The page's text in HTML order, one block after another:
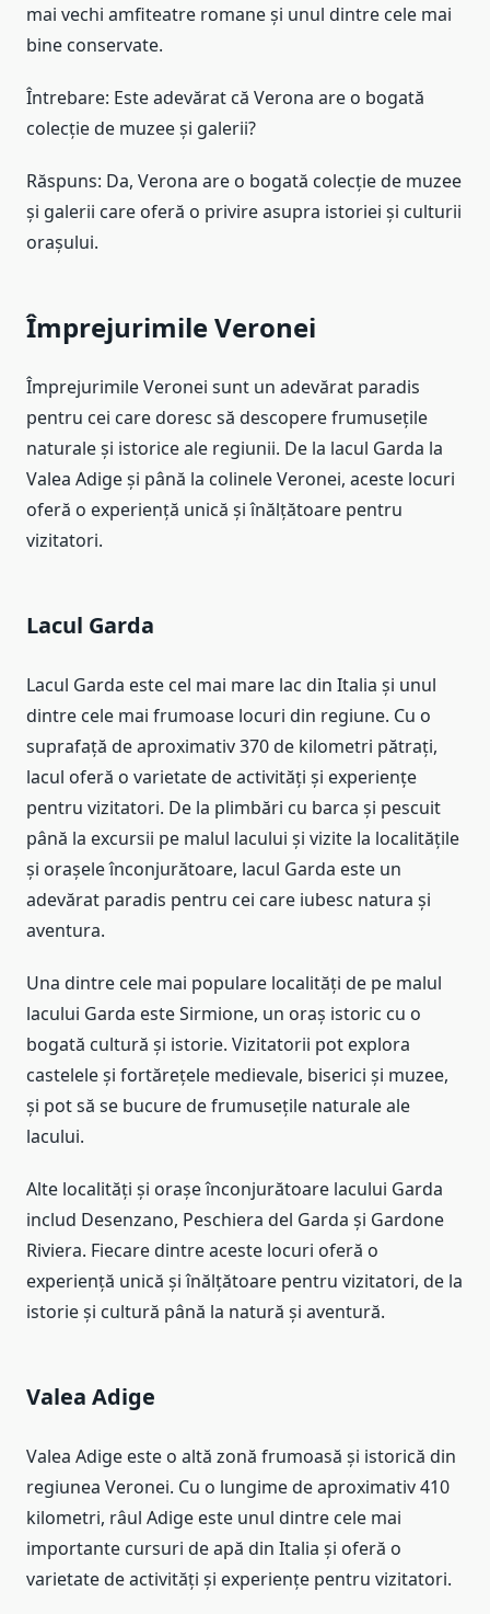
mai vechi amfiteatre romane și unul dintre cele mai
bine conservate.
Întrebare: Este adevărat că Verona are o bogată
colecție de muzee și galerii?
Răspuns: Da, Verona are o bogată colecție de muzee
și galerii care oferă o privire asupra istoriei și culturii
orașului.
Împrejurimile Veronei
Împrejurimile Veronei sunt un adevărat paradis
pentru cei care doresc să descopere frumusețile
naturale și istorice ale regiunii. De la lacul Garda la
Valea Adige și până la colinele Veronei, aceste locuri
oferă o experiență unică și înălțătoare pentru
vizitatori.
Lacul Garda
Lacul Garda este cel mai mare lac din Italia și unul
dintre cele mai frumoase locuri din regiune. Cu o
suprafață de aproximativ 370 de kilometri pătrați,
lacul oferă o varietate de activități și experiențe
pentru vizitatori. De la plimbări cu barca și pescuit
până la excursii pe malul lacului și vizite la localitățile
și orașele înconjurătoare, lacul Garda este un
adevărat paradis pentru cei care iubesc natura și
aventura.
Una dintre cele mai populare localități de pe malul
lacului Garda este Sirmione, un oraș istoric cu o
bogată cultură și istorie. Vizitatorii pot explora
castelele și fortărețele medievale, biserici și muzee,
și pot să se bucure de frumusețile naturale ale
lacului.
Alte localități și orașe înconjurătoare lacului Garda
includ Desenzano, Peschiera del Garda și Gardone
Riviera. Fiecare dintre aceste locuri oferă o
experiență unică și înălțătoare pentru vizitatori, de la
istorie și cultură până la natură și aventură.
Valea Adige
Valea Adige este o altă zonă frumoasă și istorică din
regiunea Veronei. Cu o lungime de aproximativ 410
kilometri, râul Adige este unul dintre cele mai
importante cursuri de apă din Italia și oferă o
varietate de activități și experiențe pentru vizitatori.